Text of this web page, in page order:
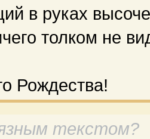
в руках
толком не
Рождества!
текстом?